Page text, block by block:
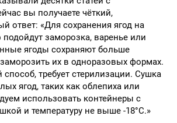
вы получаете чёткий,
ответ: «Для сохранения ягод на
заморозка, варенье или
ягоды сохраняют больше
их в одноразовых формах.
требует стерилизации. Сушка
ягод, таких как облепиха или
использовать контейнеры с
и температуру не выше -18°C.»